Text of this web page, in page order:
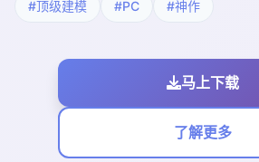
#顶级建模 #PC #神作
马上下载
了解更多